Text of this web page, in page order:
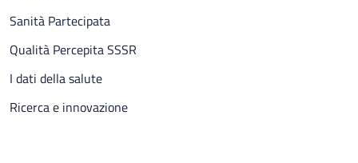
Sanità Partecipata
Qualità Percepita SSSR
I dati della salute
Ricerca e innovazione